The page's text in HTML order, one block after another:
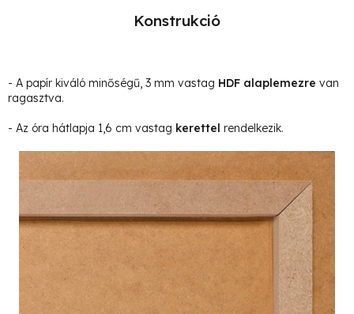
Konstrukció
- A papír kiváló minőségű, 3 mm vastag HDF alaplemezre van
ragasztva.
- Az óra hátlapja 1,6 cm vastag kerettel rendelkezik.